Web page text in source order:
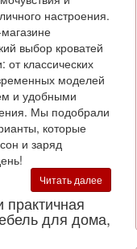
настроения.
выбор кроватей
классических
моделей
и удобными
Мы подобрали
которые
и заряд
Читать далее
практичная
для дома,